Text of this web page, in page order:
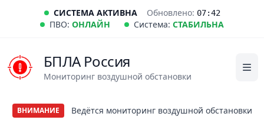
СИСТЕМА АКТИВНА Обновлено: 07:42
ПВО: ОНЛАЙН Система: СТАБИЛЬНА
БПЛА Россия
Мониторинг воздушной обстановки
ВНИМАНИЕ Ведётся мониторинг воздушной обстановки